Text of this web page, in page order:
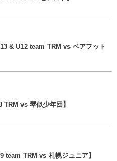
& U12 team TRM vs ベアフット
TRM vs 琴似少年団】
team TRM vs 札幌ジュニア】